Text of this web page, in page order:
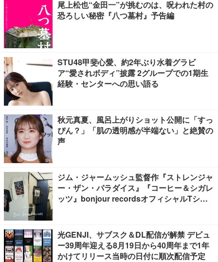
尾上松也“金田一”が挑むのは、呪われた村の
恐ろしい秘密『八つ墓村』予告編
STU48甲斐心愛、約2年ぶり水着グラビ
ア“愛されボディ”披露 2グループでの1期生
経験・センターへの思い語る
秋元真夏、風呂上がりショット公開に「すっ
ぴん？」「肌の透明感が半端ない」と絶賛の
声
ジム・ジャームッシュ監督作『ストレンジャ
ー・ザン・パラダイス』『コーヒー＆シガレ
ッツ』bonjour recordsオフィシャルTシャ
光GENJI、サブスク＆DL配信が解禁 デビュ
ー39周年迎える8月19日から40周年まで1年
かけてリリース当時の日付に順次配信予定